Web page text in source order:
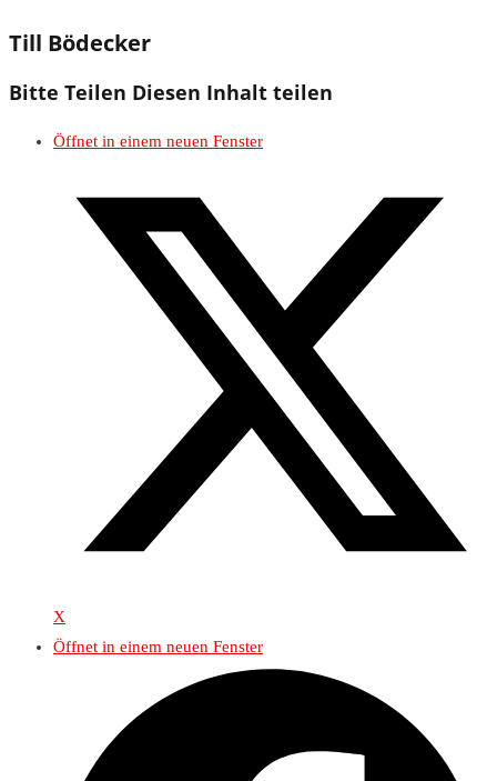
Till Bödecker
Bitte Teilen Diesen Inhalt teilen
Öffnet in einem neuen Fenster
X
Öffnet in einem neuen Fenster